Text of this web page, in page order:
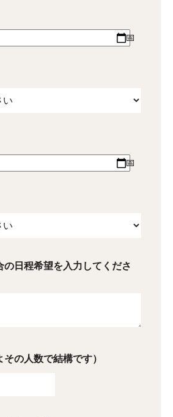
の日程希望を入力してくださ
の人数で結構です）